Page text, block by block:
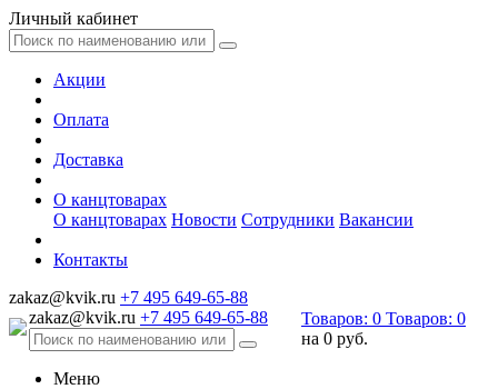
Личный кабинет
Акции
Оплата
Доставка
О канцтоварах
О канцтоварах Новости Сотрудники Вакансии
Контакты
zakaz@kvik.ru +7 495 649-65-88
zakaz@kvik.ru +7 495 649-65-88 Товаров: 0 Товаров: 0
на 0 руб.
Меню